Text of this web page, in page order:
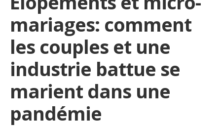
mariages: comment
les couples et une
industrie battue se
marient dans une
pandémie